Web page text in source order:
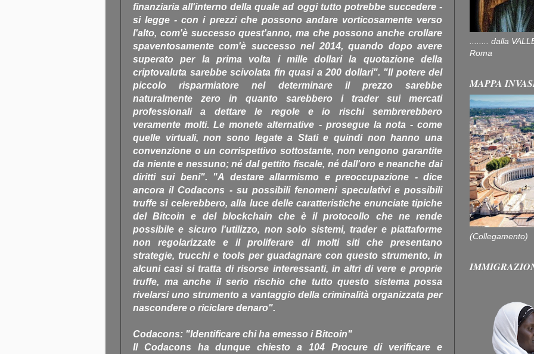
finanziaria all'interno della quale ad oggi tutto potrebbe succedere -
si legge - con i prezzi che possono andare vorticosamente verso
l'alto, com'è successo quest'anno, ma che possono anche crollare
spaventosamente com'è successo nel 2014, quando dopo avere
superato per la prima volta i mille dollari la quotazione della
criptovaluta sarebbe scivolata fin quasi a 200 dollari". "Il potere del
piccolo risparmiatore nel determinare il prezzo sarebbe
naturalmente zero in quanto sarebbero i trader sui mercati
professionali a dettare le regole e io rischi sembrerebbero
veramente molti. Le monete alternative - prosegue la nota - come
quelle virtuali, non sono legate a Stati e quindi non hanno una
convenzione o un corrispettivo sottostante, non vengono garantite
da niente e nessuno; né dal gettito fiscale, né dall'oro e neanche dai
diritti sui beni". "A destare allarmismo e preoccupazione - dice
ancora il Codacons - su possibili fenomeni speculativi e possibili
truffe si celerebbero, alla luce delle caratteristiche enunciate tipiche
del Bitcoin e del blockchain che è il protocollo che ne rende
possibile e sicuro l'utilizzo, non solo sistemi, trader e piattaforme
non regolarizzate e il proliferare di molti siti che presentano
strategie, trucchi e tools per guadagnare con questo strumento, in
alcuni casi si tratta di risorse interessanti, in altri di vere e proprie
truffe, ma anche il serio rischio che tutto questo sistema possa
rivelarsi uno strumento a vantaggio della criminalità organizzata per
nascondere o riciclare denaro".
Codacons: "Identificare chi ha emesso i Bitcoin"
Il Codacons ha dunque chiesto a 104 Procure di verificare e
........ dalla
Roma
MAPPA
(Collegamento)